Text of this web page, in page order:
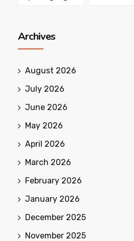
Archives
August 2026
July 2026
June 2026
May 2026
April 2026
March 2026
February 2026
January 2026
December 2025
November 2025